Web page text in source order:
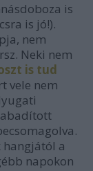
is
is jó!).
nem
Neki nem
is tud
vele nem
hangjától a
napokon